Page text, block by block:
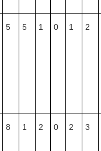
5 5 1 0 1 2
8 1 2 0 2 3